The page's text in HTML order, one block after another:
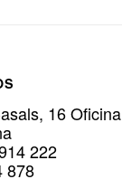
16 Oficina
222
878